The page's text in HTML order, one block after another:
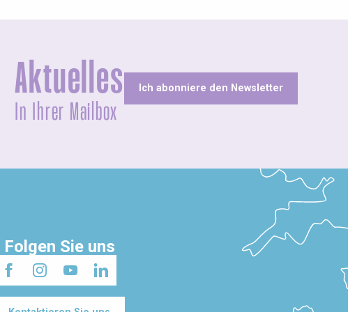
Aktuelles
In Ihrer Mailbox
Ich abonniere den Newsletter
Folgen Sie uns